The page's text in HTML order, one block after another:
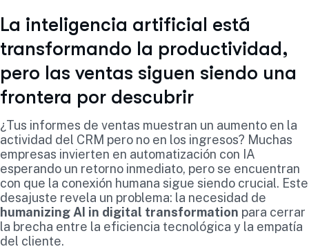
La inteligencia artificial está
transformando la productividad,
pero las ventas siguen siendo una
frontera por descubrir
¿Tus informes de ventas muestran un aumento en la
actividad del CRM pero no en los ingresos? Muchas
empresas invierten en automatización con IA
esperando un retorno inmediato, pero se encuentran
con que la conexión humana sigue siendo crucial. Este
desajuste revela un problema: la necesidad de
humanizing AI in digital transformation para cerrar
la brecha entre la eficiencia tecnológica y la empatía
del cliente.